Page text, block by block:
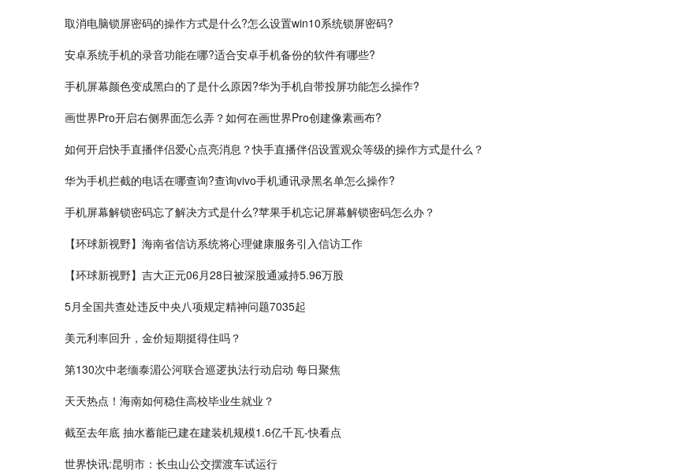
取消电脑锁屏密码的操作方式是什么?怎么设置win10系统锁屏密码?
安卓系统手机的录音功能在哪?适合安卓手机备份的软件有哪些?
手机屏幕颜色变成黑白的了是什么原因?华为手机自带投屏功能怎么操作?
画世界Pro开启右侧界面怎么弄？如何在画世界Pro创建像素画布?
如何开启快手直播伴侣爱心点亮消息？快手直播伴侣设置观众等级的操作方式是什么？
华为手机拦截的电话在哪查询?查询vivo手机通讯录黑名单怎么操作?
手机屏幕解锁密码忘了解决方式是什么?苹果手机忘记屏幕解锁密码怎么办？
【环球新视野】海南省信访系统将心理健康服务引入信访工作
【环球新视野】吉大正元06月28日被深股通减持5.96万股
5月全国共查处违反中央八项规定精神问题7035起
美元利率回升，金价短期挺得住吗？
第130次中老缅泰湄公河联合巡逻执法行动启动 每日聚焦
天天热点！海南如何稳住高校毕业生就业？
截至去年底 抽水蓄能已建在建装机规模1.6亿千瓦-快看点
世界快讯:昆明市：长虫山公交摆渡车试运行